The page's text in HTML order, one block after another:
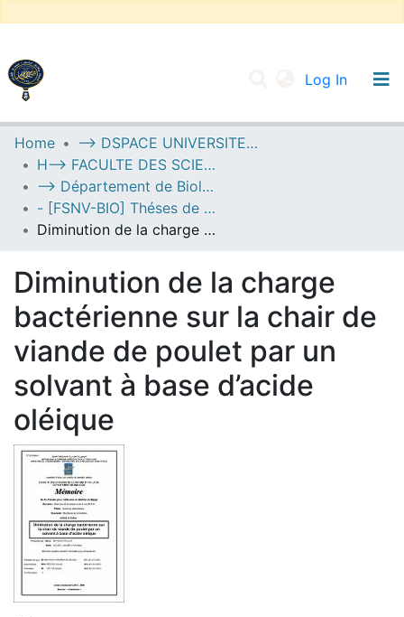
Log In
UNIVERSITY OF D.L SIDI BEL ABBES
Communities & Collections
All of DSpace
Home
--> DSPACE UNIVERSITE DJILALLI LIABES DE SIDI BEL ABBES
H--> FACULTE DES SCIENCES DE LA NATURE ET DE LA VIE
--> Département de Biologie
- [FSNV-BIO] Théses de Master II
Diminution de la charge bactérienne sur la chair de viande de poulet par un solvant à base d’acide oléique
Diminution de la charge
bactérienne sur la chair de
viande de poulet par un
solvant à base d’acide
oléique